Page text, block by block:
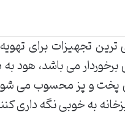
ترین تجهیزات برای
برخوردار می باشد،
پخت و پز محسوب می
به خوبی نگه داری